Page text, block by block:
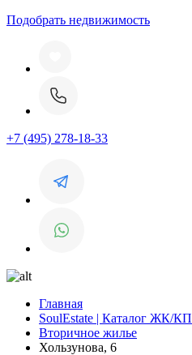
Подобрать недвижимость
+7 (495) 278-18-33
Главная
SoulEstate | Каталог ЖК/КП
Вторичное жилье
Хользунова, 6